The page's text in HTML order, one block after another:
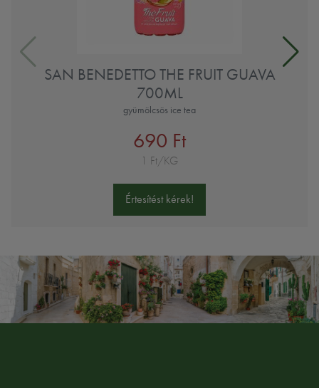
SAN BENEDETTO THE FRUIT GUAVA
700ML
gyümölcsös ice tea
690 Ft
1 Ft/KG
Értesítést kérek!